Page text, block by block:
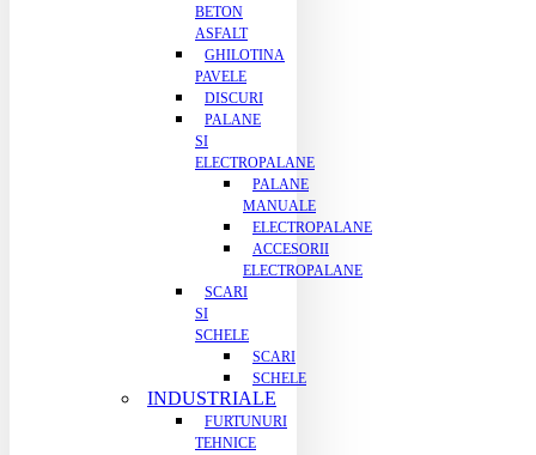
BETON
ASFALT
GHILOTINA
PAVELE
DISCURI
PALANE
SI
ELECTROPALANE
PALANE
MANUALE
ELECTROPALANE
ACCESORII
ELECTROPALANE
SCARI
SI
SCHELE
SCARI
SCHELE
INDUSTRIALE
FURTUNURI
TEHNICE